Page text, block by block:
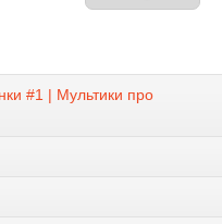
#1 | Мультики про